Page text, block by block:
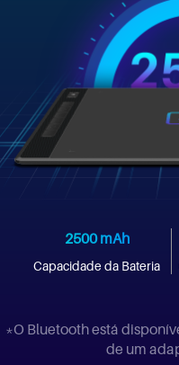
2500 mAh
Capacidade da Bateria
*O Bluetooth está
de um